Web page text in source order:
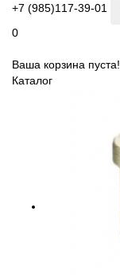
+7 (985)117-39-01
0
Ваша корзина пуста!
Каталог